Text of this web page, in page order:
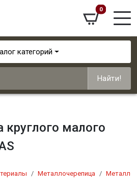
0
категорий
Найти!
круглого малого
Металлочерепица